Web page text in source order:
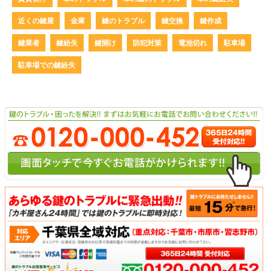
近くの鍵屋 金庫 鍵のトラブル 鍵交換 鍵作成
鍵業者 鍵紛失 鍵開け 防犯対策 電池切れ 駐車場
駐車場での鍵紛失